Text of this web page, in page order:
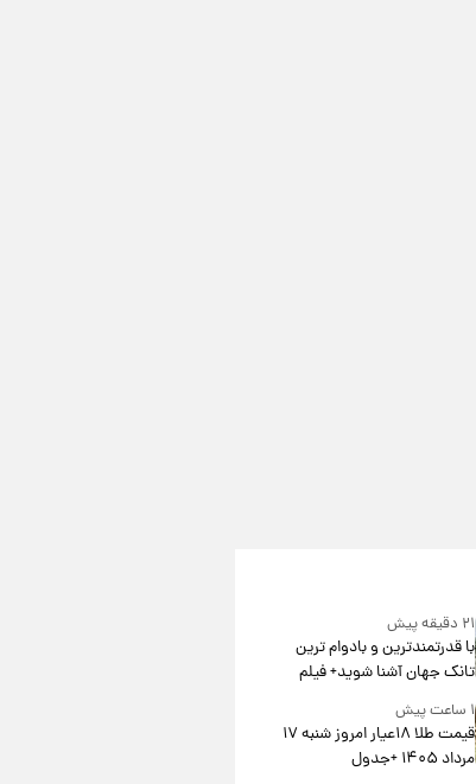
۲۱ دقیقه پیش
با قدرتمندترین و بادوام ترین
تانک جهان آشنا شوید+ فیلم
۱ ساعت پیش
قیمت طلا ۱۸عیار امروز شنبه ۱۷
مرداد ۱۴۰۵ +جدول